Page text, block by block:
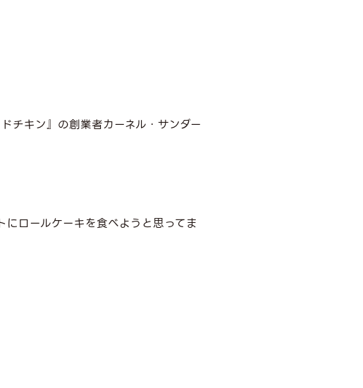
チキン』の創業者カーネル・サンダー
ロールケーキを食べようと思ってま